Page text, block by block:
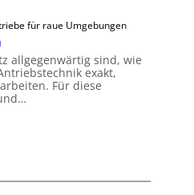
für raue Umgebungen
allgegenwärtig sind, wie
exakt,
Für diese